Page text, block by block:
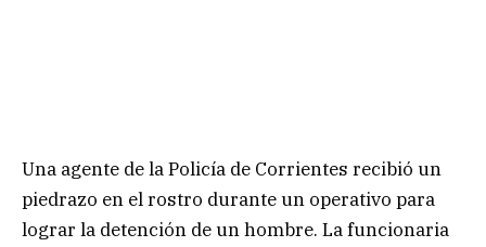
Una agente de la Policía de Corrientes recibió un
piedrazo en el rostro durante un operativo para
lograr la detención de un hombre. La funcionaria